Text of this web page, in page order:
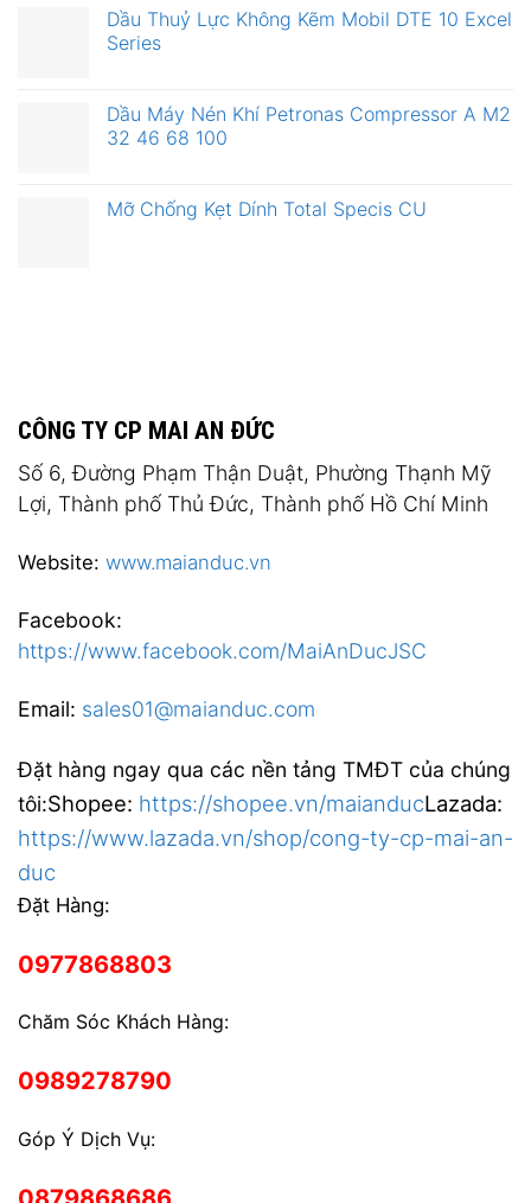
Dầu Thuỷ Lực Không Kẽm Mobil DTE 10 Excel
Series
Dầu Máy Nén Khí Petronas Compressor A M2
32 46 68 100
Mỡ Chống Kẹt Dính Total Specis CU
CÔNG TY CP MAI AN ĐỨC
Số 6, Đường Phạm Thận Duật, Phường Thạnh Mỹ
Lợi, Thành phố Thủ Đức, Thành phố Hồ Chí Minh
Website: www.maianduc.vn
Facebook:
https://www.facebook.com/MaiAnDucJSC
Email: sales01@maianduc.com
Đặt hàng ngay qua các nền tảng TMĐT của chúng
tôi:Shopee: https://shopee.vn/maianducLazada:
https://www.lazada.vn/shop/cong-ty-cp-mai-an-
duc
Đặt Hàng:
0977868803
Chăm Sóc Khách Hàng:
0989278790
Góp Ý Dịch Vụ: